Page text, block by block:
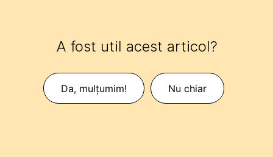
A fost util acest articol?
Da, mulțumim! Nu chiar